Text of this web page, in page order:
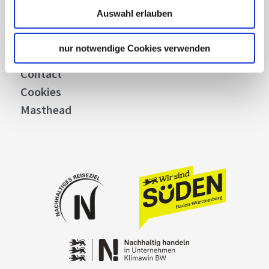
Auswahl erlauben
nur notwendige Cookies verwenden
Picture Database
General terms and conditions
Privacy policy
Contact
Cookies
Masthead